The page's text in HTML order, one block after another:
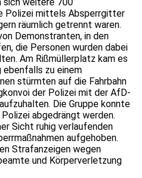
Polizei mittels Absperrgitter
räumlich getrennt waren.
Demonstranten, in den
die Personen wurden dabei
Am Rißmüllerplatz kam es
zu einem
stürmten auf die Fahrbahn
der Polizei mit der AfD-
Die Gruppe konnte
abgedrängt werden.
Sicht ruhig verlaufenden
aufgehoben.
Strafanzeigen wegen
und Körperverletzung